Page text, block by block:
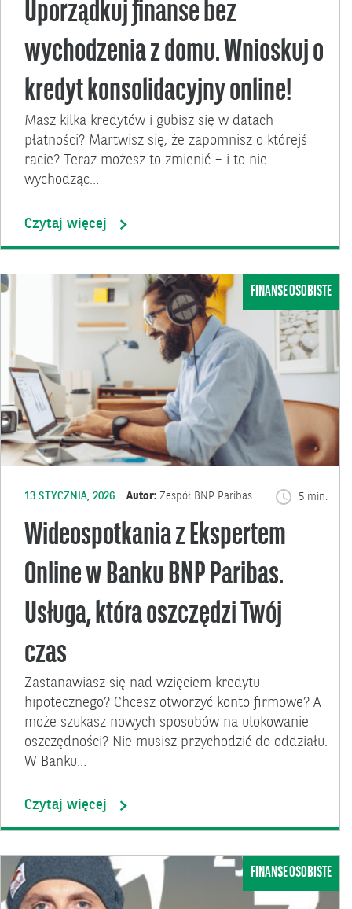
Uporządkuj finanse bez
wychodzenia z domu. Wnioskuj o
kredyt konsolidacyjny online!
Masz kilka kredytów i gubisz się w datach
płatności? Martwisz się, że zapomnisz o którejś
racie? Teraz możesz to zmienić – i to nie
wychodząc…
Czytaj więcej
FINANSE OSOBISTE
13 STYCZNIA, 2026 Autor: Zespół BNP Paribas 5 min.
Wideospotkania z Ekspertem
Online w Banku BNP Paribas.
Usługa, która oszczędzi Twój
czas
Zastanawiasz się nad wzięciem kredytu
hipotecznego? Chcesz otworzyć konto firmowe? A
może szukasz nowych sposobów na ulokowanie
oszczędności? Nie musisz przychodzić do oddziału.
W Banku…
Czytaj więcej
FINANSE OSOBISTE